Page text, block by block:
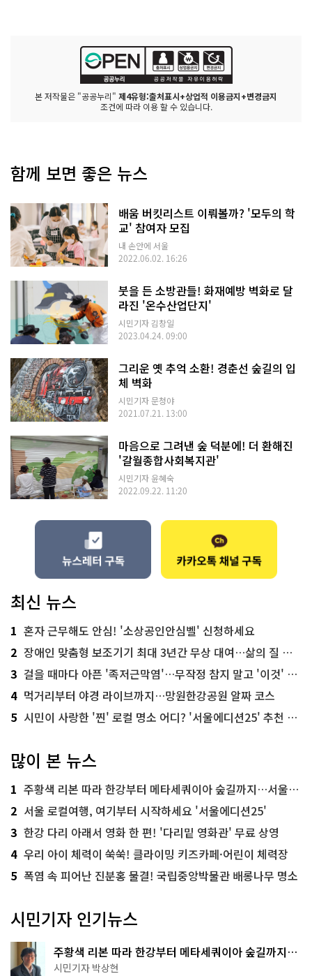
본 저작물은 "공공누리" 제4유형:출처표시+상업적 이용금지+변경금지
조건에 따라 이용 할 수 있습니다.
함께 보면 좋은 뉴스
배움 버킷리스트 이뤄볼까? '모두의 학
교' 참여자 모집
내 손안에 서울
2022.06.02. 16:26
붓을 든 소방관들! 화재예방 벽화로 달
라진 '온수산업단지'
시민기자 김창일
2023.04.24. 09:00
그리운 옛 추억 소환! 경춘선 숲길의 입
체 벽화
시민기자 문청야
2021.07.21. 13:00
마음으로 그려낸 숲 덕분에! 더 환해진
'갈월종합사회복지관'
시민기자 윤혜숙
2022.09.22. 11:20
최신 뉴스
1 혼자 근무해도 안심! '소상공인안심벨' 신청하세요
2 장애인 맞춤형 보조기기 최대 3년간 무상 대여…삶의 질 높인다
3 걸을 때마다 아픈 '족저근막염'…무작정 참지 말고 '이것' 해보세요!
4 먹거리부터 야경 라이브까지…망원한강공원 알짜 코스
5 시민이 사랑한 '찐' 로컬 명소 어디? '서울에디션25' 추천 코스
많이 본 뉴스
1 주황색 리본 따라 한강부터 메타세쿼이아 숲길까지…서울둘레길 15코스
2 서울 로컬여행, 여기부터 시작하세요 '서울에디션25'
3 한강 다리 아래서 영화 한 편! '다리밑 영화관' 무료 상영
4 우리 아이 체력이 쑥쑥! 클라이밍 키즈카페·어린이 체력장
5 폭염 속 피어난 진분홍 물결! 국립중앙박물관 배롱나무 명소
시민기자 인기뉴스
주황색 리본 따라 한강부터 메타세쿼이아 숲길까지…
서울둘레길 15코스
시민기자 박상현